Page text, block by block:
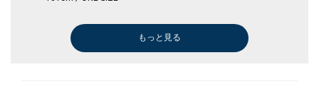
ロング・マキシ丈
ベルト/サスペンダー
もっと見る